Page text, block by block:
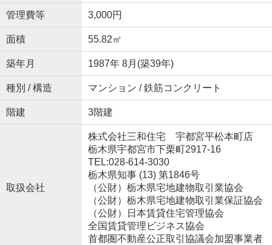
管理費等 3,000円
面積 55.82㎡
築年月 1987年 8月(築39年)
種別 / 構造 マンション / 鉄筋コンクリート
階建 3階建
取扱会社
株式会社三和住宅 宇都宮平松本町店
栃木県宇都宮市下栗町2917-16
TEL:028-614-3030
栃木県知事 (13) 第1846号
（公財）栃木県宅地建物取引業協会
（公財）栃木県宅地建物取引業保証協会
（公財）日本賃貸住宅管理協会
全国賃貸管理ビジネス協会
首都圏不動産公正取引協議会加盟事業者